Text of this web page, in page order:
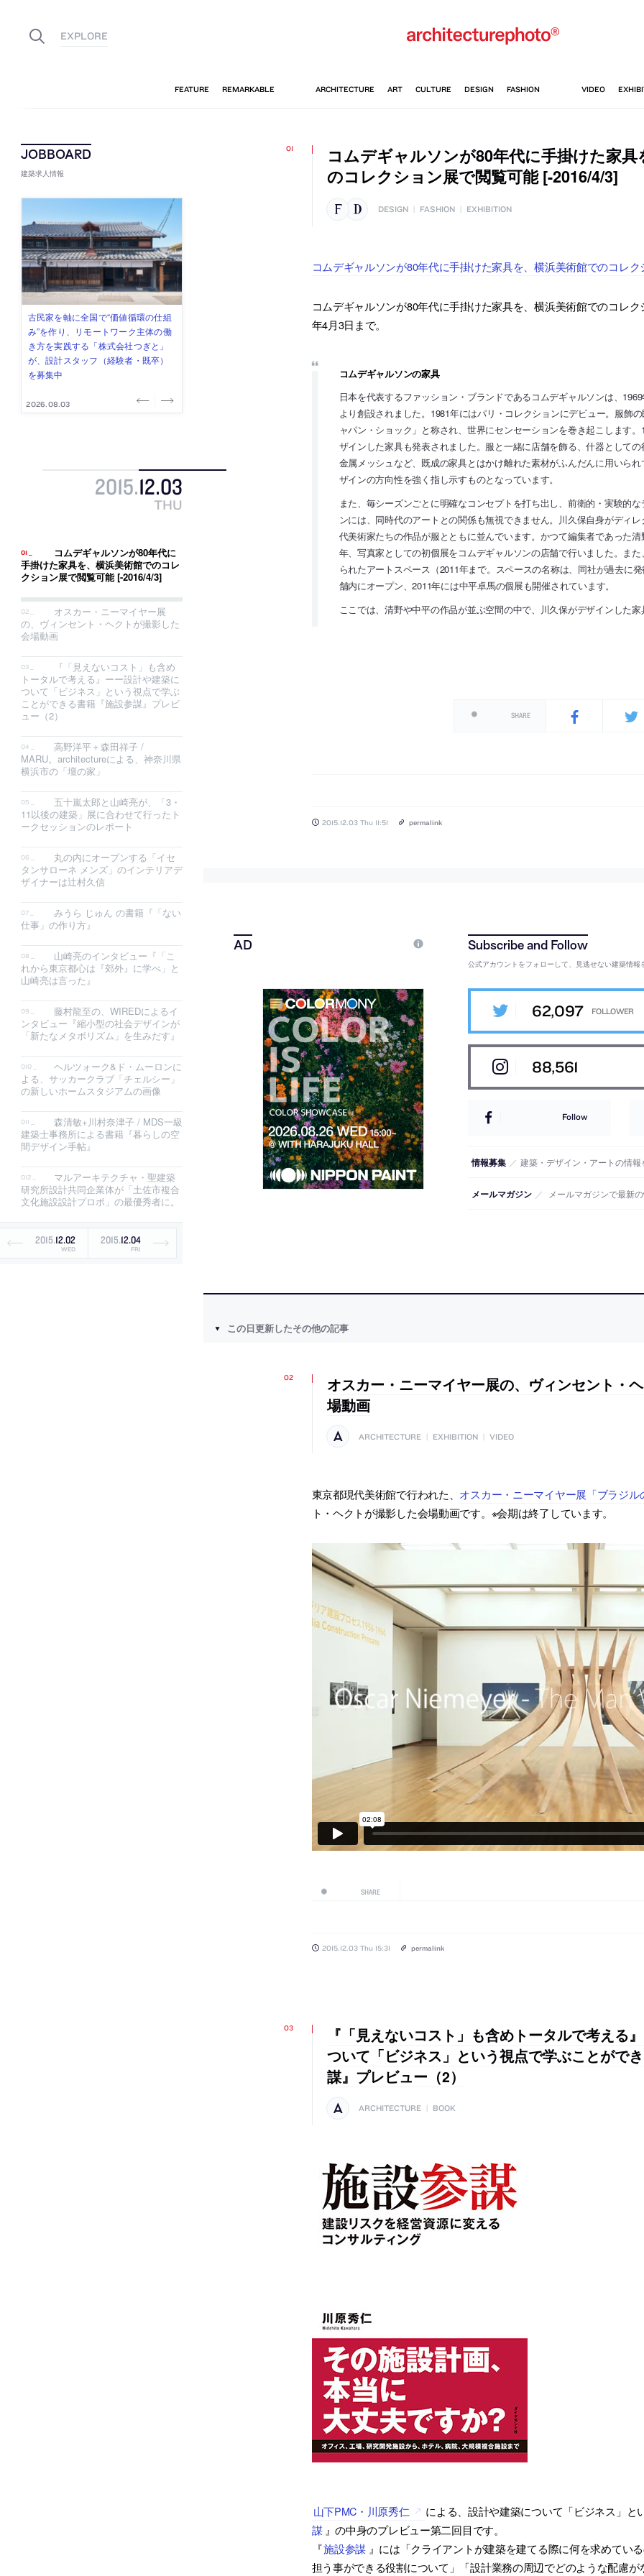
建築求人情報
佐々木慧が主宰する「axonometric株
式会社」が、設計スタッフ（経験
者・既卒・2027年新卒）を募集中
2026.08.07
古民家を軸に全国で“価値循環の仕組
み”を作り、リモートワーク主体の働
き方を実践する「株式会社つぎと」
が、設計スタッフ（経験者・既卒）
を募集中
2026.08.03
リノベる株式会社が、設計パートナ
ー (業務委託) を募集中
2026.08.03
社会への影響力のある建築を手掛
け、スタッフ同士で助け合う環境づ
くりも行う「E.A.S.T.architects」
が、設計スタッフ（経験者・既卒・
2027年新卒）を募集中
2026.07.31
代官山を拠点に活動する「梅澤竜也 /
ALA INC.」が、設計スタッフ・アル
バイト・事務職を募集中
2026.07.30
2015.12.03
THU
コムデギャルソンが80年代に
手掛けた家具を、横浜美術館でのコレ
クション展で閲覧可能 [-2016/4/3]
オスカー・ニーマイヤー展
の、ヴィンセント・ヘクトが撮影した
会場動画
『「見えないコスト」も含め
トータルで考える』ーー設計や建築に
ついて「ビジネス」という視点で学ぶ
ことができる書籍『施設参謀』プレビ
ュー（2）
高野洋平＋森田祥子 /
MARU。architectureによる、神奈川県
横浜市の「壇の家」
五十嵐太郎と山崎亮が、「3・
11以後の建築」展に合わせて行ったト
ークセッションのレポート
丸の内にオープンする「イセ
タンサローネ メンズ」のインテリアデ
ザイナーは辻村久信
みうら じゅん の書籍『「ない
仕事」の作り方』
山崎亮のインタビュー『「こ
れから東京都心は『郊外』に学べ」と
山崎亮は言った』
藤村龍至の、WIREDによるイ
ンタビュー『縮小型の社会デザインが
「新たなメタボリズム」を生みだす』
ヘルツォーク&ド・ムーロンに
よる、サッカークラブ「チェルシー」
の新しいホームスタジアムの画像
森清敏+川村奈津子 / MDS一級
建築士事務所による書籍『暮らしの空
間デザイン手帖』
マルアーキテクチャ・聖建築
研究所設計共同企業体が「土佐市複合
文化施設設計プロポ」の最優秀者に。
2015.12.02
WED
2015.12.04
FRI
コムデギャルソンが80年代に手掛けた家具
のコレクション展で閲覧可能 [-2016/4/3]
DESIGN FASHION EXHIBITION
コムデギャルソンが80年代に手掛けた家具を、横浜美術館でのコレ
コムデギャルソンが80年代に手掛けた家具を、横浜美術館でのコレ
年4月3日まで。
コムデギャルソンの家具
日本を代表するファッション・ブランドであるコムデギャルソンは、
より創設されました。1981年にはパリ・コレクションにデビュー。服飾
ャパン・ショック」と称され、世界にセンセーションを巻き起こします
ザインした家具も発表されました。服と一緒に店舗を飾る、什器として
金属メッシュなど、既成の家具とはかけ離れた素材がふんだんに用いら
ザインの方向性を強く指し示すものとなっています。
また、毎シーズンごとに明確なコンセプトを打ち出し、前衛的・実験的
ンには、同時代のアートとの関係も無視できません。川久保自身がディ
代美術家たちの作品が服とともに並んでいます。かつて編集者であった
年、写真家としての初個展をコムデギャルソンの店舗で行いました。ま
られたアートスペース（2011年まで。スペースの名称は、同社が過去に
舗内にオープン、2011年には中平卓馬の個展も開催されています。
ここでは、清野や中平の作品が並ぶ空間の中で、川久保がデザインした家
SHARE
2015.12.03 Thu 11:51 permalink
公式アカウントをフォローして、見逃せない建築情報
62,097
88,561
Follow
情報募集 ／ 建築・デザイン・アートの情報
メールマガジン ／ メールマガジンで最新
この日更新したその他の記事
オスカー・ニーマイヤー展の、ヴィンセント・
場動画
ARCHITECTURE | EXHIBITION | VIDEO
東京都現代美術館で行われた、 オスカー・ニーマイヤー展「ブラジル
ト・ヘクトが撮影した会場動画です。※会期は終了しています。
SHARE
2015.12.03 Thu 15:31 permalink
『「見えないコスト」も含めトータルで考える
ついて「ビジネス」という視点で学ぶことがで
謀』プレビュー（2）
ARCHITECTURE BOOK
山下PMC・川原秀仁 による、設計や建築について「ビジネス」と
謀 』の中身のプレビュー第二回目です。
『施設参謀 』には「クライアントが建築を建てる際に何を求めてい
担う事ができる役割について」「設計業務の周辺でどのような配慮